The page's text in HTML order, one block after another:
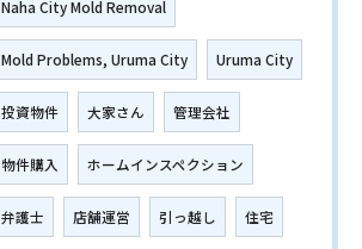
Naha City Mold Removal
Mold Problems, Uruma City Uruma City
投資物件 大家さん 管理会社
物件購入 ホームインスペクション
弁護士 店舗運営 引っ越し 住宅